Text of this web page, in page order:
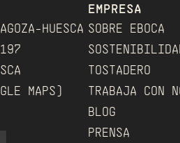
HUESCA
MAPS)﻿
EMPRESA
SOBRE EBOCA
TOSTADERO
TRABAJA CON
BLOG
PRENSA